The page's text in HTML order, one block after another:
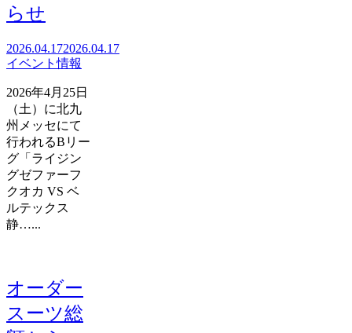
らせ
2026.04.172026.04.17
イベント情報
2026年4月25日
（土）に北九
州メッセにて
行われるBリー
グ「ライジン
グゼファーフ
クオカ VS ベ
ルテックス
静…...
オーダー
スーツ総